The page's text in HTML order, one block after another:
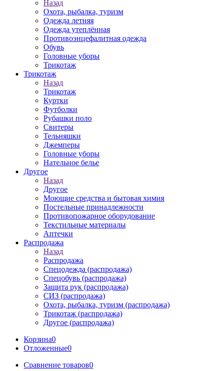
Назад
Охота, рыбалка, туризм
Одежда летняя
Одежда утеплённая
Противоэнцефалитная одежда
Обувь
Головные уборы
Трикотаж
Трикотаж
Назад
Трикотаж
Куртки
Футболки
Рубашки поло
Свитеры
Тельняшки
Джемперы
Головные уборы
Нательное белье
Другое
Назад
Другое
Моющие средства и бытовая химия
Постельные принадлежности
Противопожарное оборудование
Текстильные материалы
Аптечки
Распродажа
Назад
Распродажа
Спецодежда (распродажа)
Спецобувь (распродажа)
Защита рук (распродажа)
СИЗ (распродажа)
Охота, рыбалка, туризм (распродажа)
Трикотаж (распродажа)
Другое (распродажа)
Корзина0
Отложенные0
Сравнение товаров0